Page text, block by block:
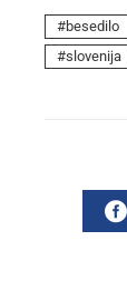
besedilo
slovenija